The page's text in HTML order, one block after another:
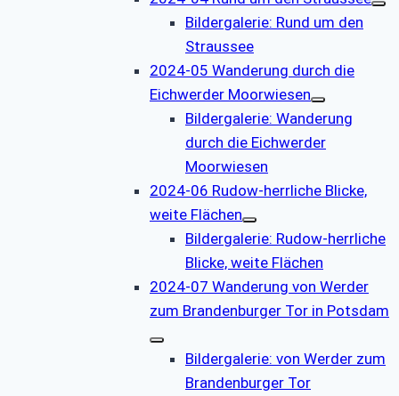
Bildergalerie: Rund um den
Straussee
2024-05 Wanderung durch die
Eichwerder Moorwiesen
Bildergalerie: Wanderung
durch die Eichwerder
Moorwiesen
2024-06 Rudow-herrliche Blicke,
weite Flächen
Bildergalerie: Rudow-herrliche
Blicke, weite Flächen
2024-07 Wanderung von Werder
zum Brandenburger Tor in Potsdam
Bildergalerie: von Werder zum
Brandenburger Tor